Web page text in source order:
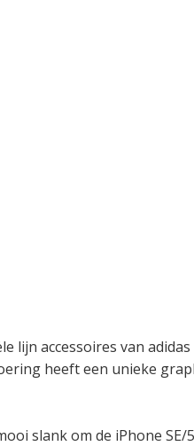
lijn accessoires van adidas
heeft een unieke
slank om de iPhone SE/